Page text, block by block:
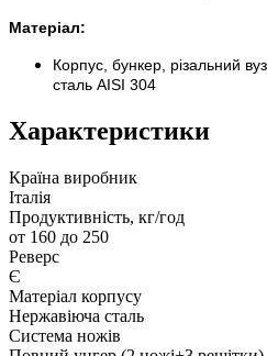
Матеріал:
Корпус, бункер, різальний
сталь AISI 304
Характеристики
Країна виробник
Італія
Продуктивність, кг/год
от 160 до 250
Реверс
Є
Матеріал корпусу
Нержавіюча сталь
Система ножів